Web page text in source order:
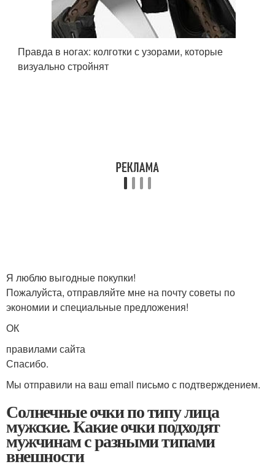
Правда в ногах: колготки с узорами, которые
визуально стройнят
Я люблю выгодные покупки!
Пожалуйста, отправляйте мне на почту советы по
экономии и специальные предложения!
ОК
правилами сайта
Спасибо.
Мы отправили на ваш email письмо с подтверждением.
Солнечные очки по типу лица
мужские. Какие очки подходят
мужчинам с разными типами
внешности